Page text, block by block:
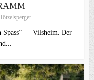
Spass” – Vilsheim. Der